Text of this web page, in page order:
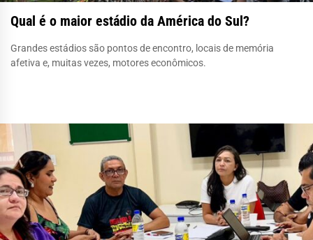
Qual é o maior estádio da América do Sul?
Grandes estádios são pontos de encontro, locais de memória
afetiva e, muitas vezes, motores econômicos.